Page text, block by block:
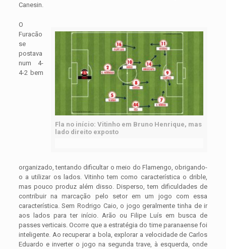
Canesin.
Fla no início: Vitinho em Bruno Henrique, mas
lado direito exposto
O
Furacão
se
postava
num 4-
4-2 bem
organizado, tentando dificultar o meio do Flamengo, obrigando-
o a utilizar os lados. Vitinho tem como característica o drible,
mas pouco produz além disso. Disperso, tem dificuldades de
contribuir na marcação pelo setor em um jogo com essa
característica. Sem Rodrigo Caio, o jogo geralmente tinha de ir
aos lados para ter início. Arão ou Filipe Luís em busca de
passes verticais. Ocorre que a estratégia do time paranaense foi
inteligente. Ao recuperar a bola, explorar a velocidade de Carlos
Eduardo e inverter o jogo na segunda trave, à esquerda, onde